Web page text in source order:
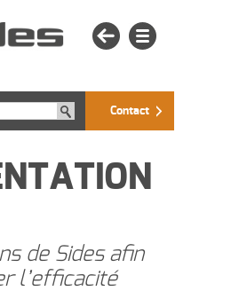
Contact
de Sides afin
l’efficacité